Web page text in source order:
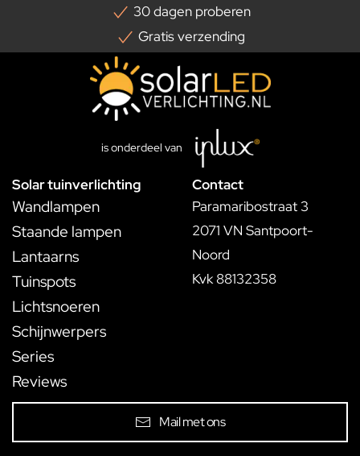
30 dagen proberen
Gratis verzending
is onderdeel van
Solar tuinverlichting
Wandlampen
Staande lampen
Lantaarns
Tuinspots
Lichtsnoeren
Schijnwerpers
Series
Reviews
Contact
Paramaribostraat 3
2071 VN Santpoort-
Noord
Kvk 88132358
Mail met ons